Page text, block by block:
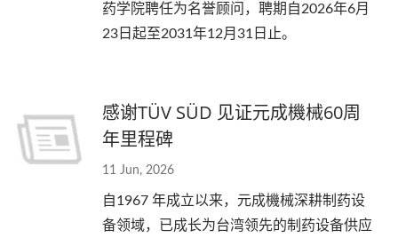
药学院聘任为名誉顾问，聘期自2026年6月
23日起至2031年12月31日止。
感谢TÜV SÜD 见证元成機械60周
年里程碑
11 Jun, 2026
自1967 年成立以来，元成機械深耕制药设
备领域，已成长为台湾领先的制药设备供应